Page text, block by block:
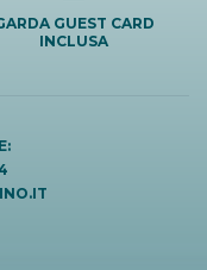
GUEST CARD
INCLUSA